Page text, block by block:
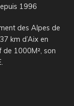
1996
des Alpes de
km d’Aix en
de 1000M², son